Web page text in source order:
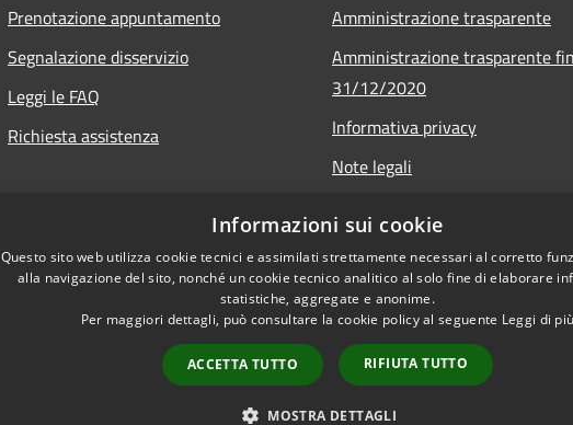
Prenotazione appuntamento
Segnalazione disservizio
Leggi le FAQ
Richiesta assistenza
Amministrazione trasparente
Amministrazione trasparente
31/12/2020
Informativa privacy
Note legali
Copyright © 2026 •
Informazioni sui cookie
Questo sito web utilizza cookie tecnici e assimilati strettamente necessari al corretto
alla navigazione del sito, nonché un cookie tecnico analitico al solo fine di elaborare
statistiche, aggregate e anonime.
Per maggiori dettagli, può consultare la cookie policy al seguente Leggi di
ACCETTA TUTTO RIFIUTA TUTTO
MOSTRA DETTAGLI